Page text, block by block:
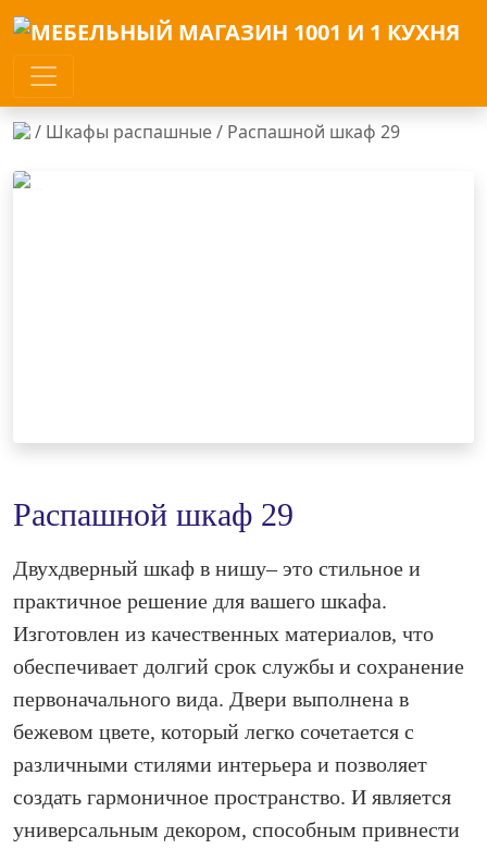
/ Шкафы распашные/ Распашной шкаф 29
Распашной шкаф 29
Двухдверный шкаф в нишу– это стильное и
практичное решение для вашего шкафа.
Изготовлен из качественных материалов, что
обеспечивает долгий срок службы и сохранение
первоначального вида. Двери выполнена в
бежевом цвете, который легко сочетается с
различными стилями интерьера и позволяет
создать гармоничное пространство. И является
универсальным декором, способным привнести